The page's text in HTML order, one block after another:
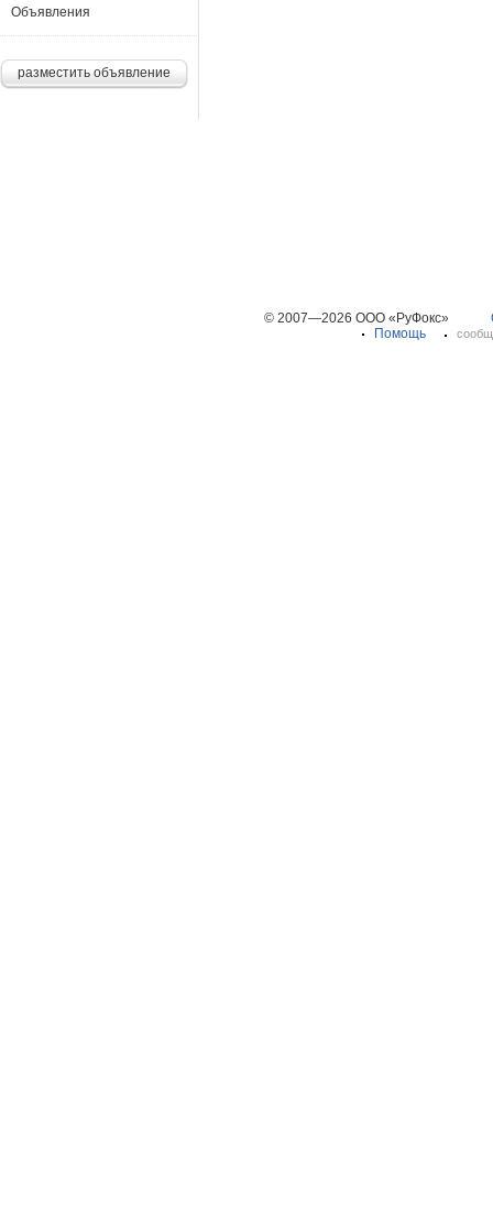
Объявления
разместить объявление
© 2007—2026 ООО «РуФокс»
Помощь